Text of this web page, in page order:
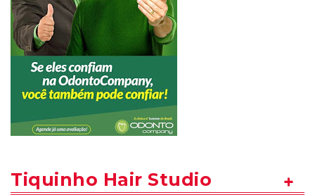
Tiquinho Hair Studio